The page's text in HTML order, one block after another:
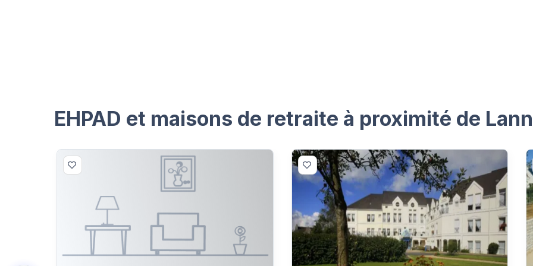
EHPAD et maisons de retraite à proximité de